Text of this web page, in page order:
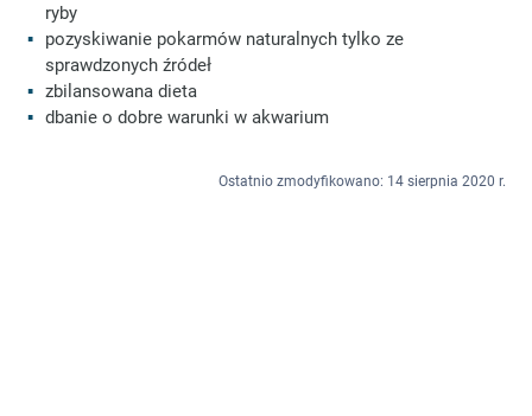
ryby
pozyskiwanie pokarmów naturalnych tylko ze
sprawdzonych źródeł
zbilansowana dieta
dbanie o dobre warunki w akwarium
Ostatnio zmodyfikowano: 14 sierpnia 2020 r.